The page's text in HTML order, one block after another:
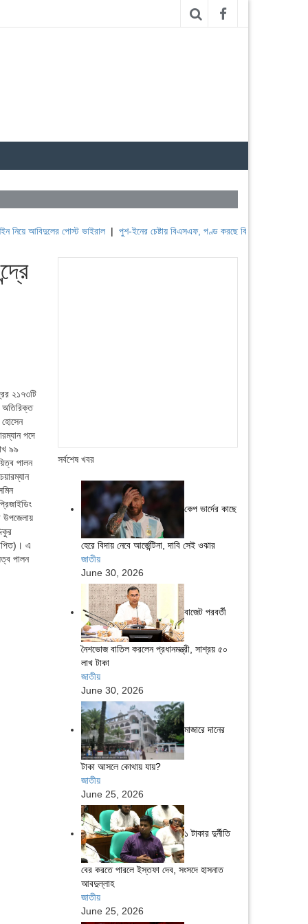
আবিদুলের পোস্ট ভাইরাল|পুশ-ইনের চেষ্টায় বিএসএফ, পণ্ড করছে বিজিবি|
২১৭৩টি
অতিরিক্ত
হোসেন
পদে
৯৯
পালন
উপজেলায়
এ
পালন
সর্বশেষ খবর
কেপ ভার্দের কাছে
হেরে বিদায় নেবে আর্জেন্টিনা, দাবি সেই ওঝার
জাতীয়
June 30, 2026
বাজেট পরবর্তী
নৈশভোজ বাতিল করলেন প্রধানমন্ত্রী, সাশ্রয় ৫০
লাখ টাকা
জাতীয়
June 30, 2026
মাজারে দানের
টাকা আসলে কোথায় যায়?
জাতীয়
June 25, 2026
১ টাকার দুর্নীতি
বের করতে পারলে ইস্তফা দেব, সংসদে হাসনাত
আবদুল্লাহ
জাতীয়
June 25, 2026